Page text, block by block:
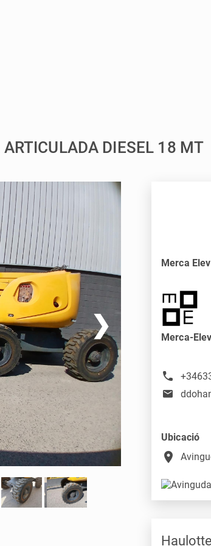
DIESEL 18 MT
❯
Merca
Merca-
Ubicació
place